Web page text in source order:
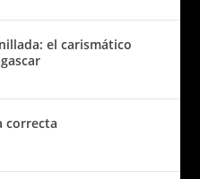
el carismático
correcta